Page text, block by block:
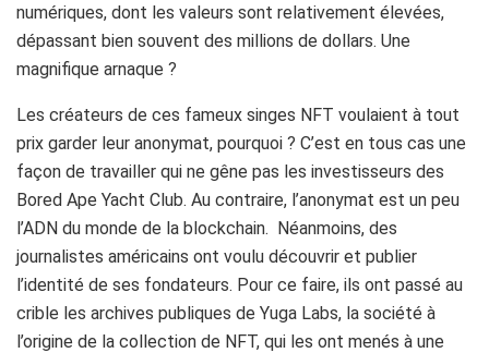
numériques, dont les valeurs sont relativement élevées,
dépassant bien souvent des millions de dollars. Une
magnifique arnaque ?
Les créateurs de ces fameux singes NFT voulaient à tout
prix garder leur anonymat, pourquoi ? C’est en tous cas une
façon de travailler qui ne gêne pas les investisseurs des
Bored Ape Yacht Club. Au contraire, l’anonymat est un peu
l’ADN du monde de la blockchain. Néanmoins, des
journalistes américains ont voulu découvrir et publier
l’identité de ses fondateurs. Pour ce faire, ils ont passé au
crible les archives publiques de Yuga Labs, la société à
l’origine de la collection de NFT, qui les ont menés à une